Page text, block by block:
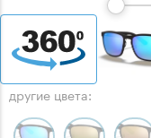
другие цвета: